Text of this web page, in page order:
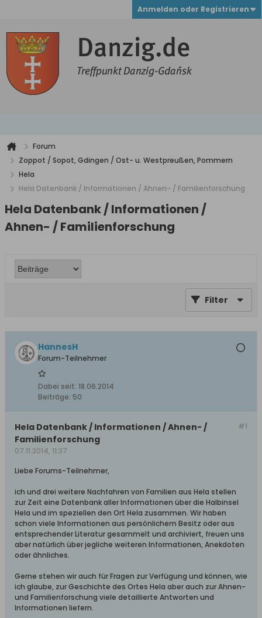
Anmelden oder Registrieren
Forum
Zoppot / Sopot, Gdingen / Ost- u. Westpreußen, Pommern
Hela
Hela Datenbank / Informationen / Ahnen- / Familienforschung
Hela Datenbank / Informationen /
Ahnen- / Familienforschung
Filter
HannesH
Forum-Teilnehmer
Dabei seit: 18.06.2014
Beiträge: 50
#1
Hela Datenbank / Informationen / Ahnen- /
Familienforschung
07.11.2014, 11:37
Liebe Forums-Teilnehmer,
ich und drei weitere Nachfahren von Familien aus Hela stellen
zur Zeit eine Datenbank aller Informationen über die Halbinsel
Hela und im speziellen den Ort Hela zusammen. Wir haben
schon viele Informationen aus persönlichem Besitz oder aus
entsprechender Literatur gesammelt und archiviert, freuen uns
aber natürlich über jegliche weiteren Informationen, Anekdoten
oder ähnliches.
Gerne stehen wir auch für Fragen zur Verfügung und können, wie
ich glaube, zur Geschichte des Ortes Hela aber auch zur Ahnen-
und Familienforschung viele detaillierte Antworten und
Informationen liefern.